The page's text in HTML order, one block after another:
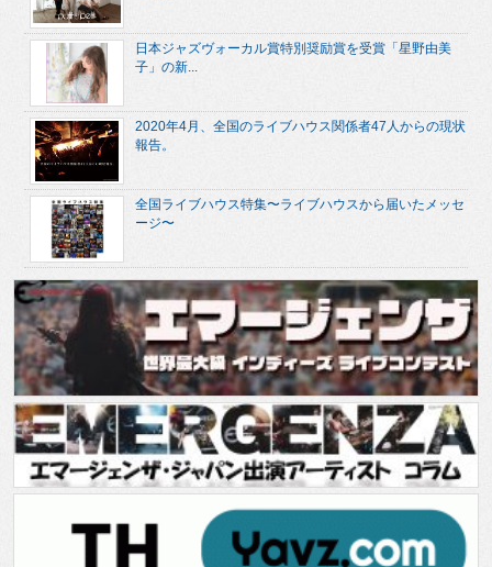
日本ジャズヴォーカル賞特別奨励賞を受賞「星野由美
子」の新...
2020年4月、全国のライブハウス関係者47人からの現状
報告。
全国ライブハウス特集〜ライブハウスから届いたメッセ
ージ〜